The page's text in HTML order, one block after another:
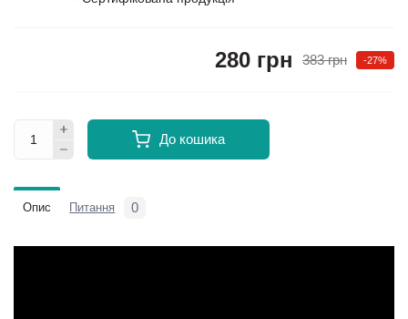
383 грн -27%
280 грн
До кошика
Опис Питання 0